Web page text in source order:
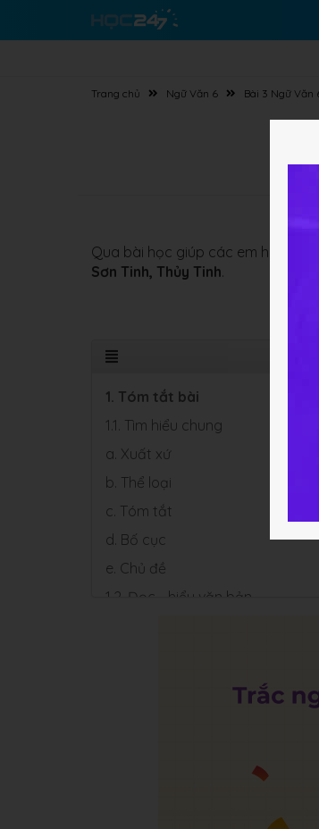
Trang chủ Ngữ Văn 6 Bài 3 Ngữ Văn
Qua bài học giúp các em hiểu
Sơn Tinh, Thủy Tinh.
1. Tóm tắt bài
1.1. Tìm hiểu chung
a. Xuất xứ
b. Thể loại
c. Tóm tắt
d. Bố cục
e. Chủ đề
1.2. Đọc - hiểu văn bản
b. Cuộc giao tranh giữa Sơn
c. Cuộc trả thù cuả Thủy Tinh
d. Ý nghĩa cuộc chiến Sơn Tinh -
3. Soạn bài Sơn Tinh - Thủy Tinh
4. Một số bài văn mẫu về văn